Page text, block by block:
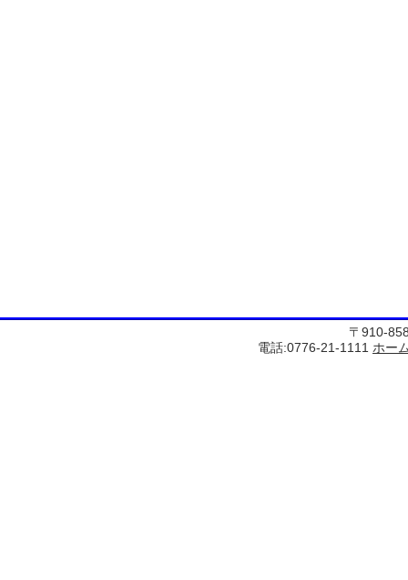
〒910-
電話:0776-21-1111 ホー